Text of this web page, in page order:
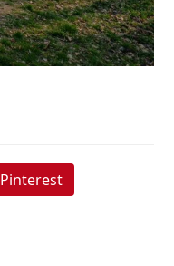
Pinterest